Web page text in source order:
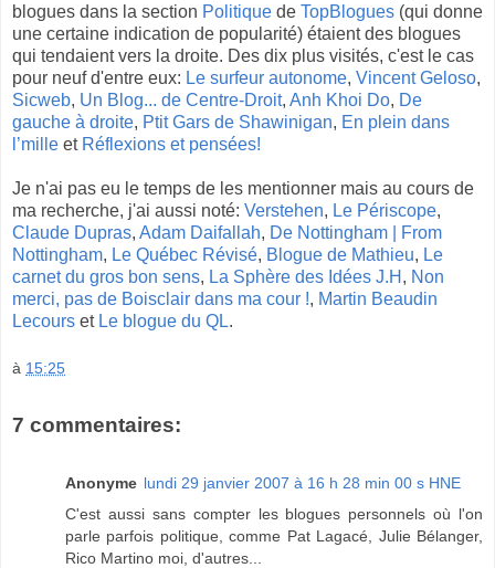
blogues dans la section Politique de TopBlogues (qui donne
une certaine indication de popularité) étaient des blogues
qui tendaient vers la droite. Des dix plus visités, c'est le cas
pour neuf d'entre eux: Le surfeur autonome, Vincent Geloso,
Sicweb, Un Blog... de Centre-Droit, Anh Khoi Do, De
gauche à droite, Ptit Gars de Shawinigan, En plein dans
l’mille et Réflexions et pensées!
Je n'ai pas eu le temps de les mentionner mais au cours de
ma recherche, j'ai aussi noté: Verstehen, Le Périscope,
Claude Dupras, Adam Daifallah, De Nottingham | From
Nottingham, Le Québec Révisé, Blogue de Mathieu, Le
carnet du gros bon sens, La Sphère des Idées J.H , Non
merci, pas de Boisclair dans ma cour !, Martin Beaudin
Lecours et Le blogue du QL.
à 15:25
7 commentaires:
Anonyme lundi 29 janvier 2007 à 16 h 28 min 00 s HNE
C'est aussi sans compter les blogues personnels où l'on
parle parfois politique, comme Pat Lagacé, Julie Bélanger,
Rico Martino moi, d'autres...